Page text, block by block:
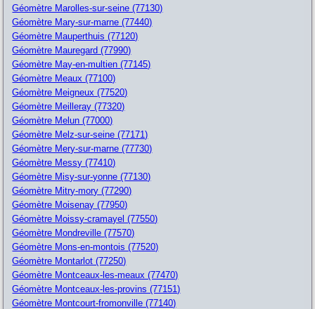
Géomètre Marolles-sur-seine (77130)
Géomètre Mary-sur-marne (77440)
Géomètre Mauperthuis (77120)
Géomètre Mauregard (77990)
Géomètre May-en-multien (77145)
Géomètre Meaux (77100)
Géomètre Meigneux (77520)
Géomètre Meilleray (77320)
Géomètre Melun (77000)
Géomètre Melz-sur-seine (77171)
Géomètre Mery-sur-marne (77730)
Géomètre Messy (77410)
Géomètre Misy-sur-yonne (77130)
Géomètre Mitry-mory (77290)
Géomètre Moisenay (77950)
Géomètre Moissy-cramayel (77550)
Géomètre Mondreville (77570)
Géomètre Mons-en-montois (77520)
Géomètre Montarlot (77250)
Géomètre Montceaux-les-meaux (77470)
Géomètre Montceaux-les-provins (77151)
Géomètre Montcourt-fromonville (77140)